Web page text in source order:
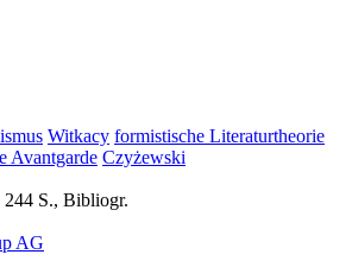
Witkacy formistische Literaturtheorie
Avantgarde Czyżewski
S., Bibliogr.
AG